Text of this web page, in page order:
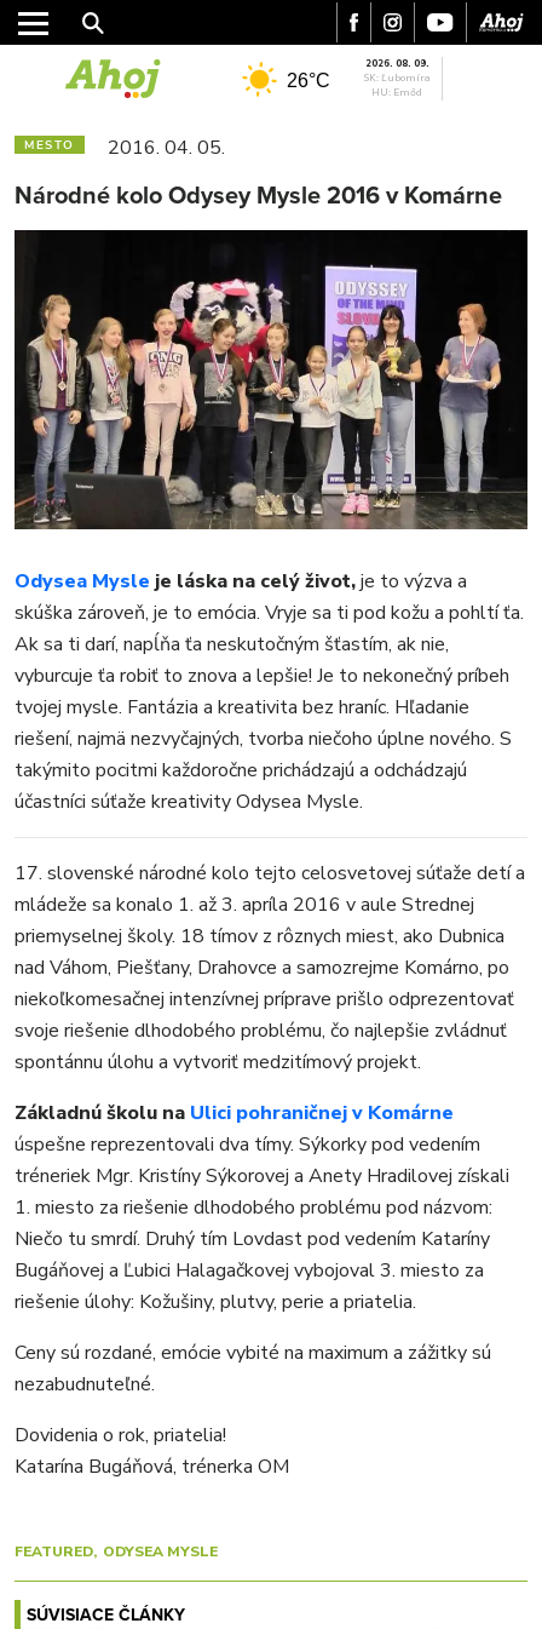
MESTO
REGIÓN
ŠPORT
FOTKY
VIDEO
MIX
26°C
2026. 08. 09.
SK: Ľubomíra
HU: Emőd
MESTO 2016. 04. 05.
Národné kolo Odysey Mysle 2016 v Komárne
Odysea Mysle je láska na celý život,je to výzva a
skúška zároveň, je to emócia. Vryje sa ti pod kožu a pohltí ťa.
Ak sa ti darí, napĺňa ťa neskutočným šťastím, ak nie,
vyburcuje ťa robiť to znova a lepšie! Je to nekonečný príbeh
tvojej mysle. Fantázia a kreativita bez hraníc. Hľadanie
riešení, najmä nezvyčajných, tvorba niečoho úplne nového. S
takýmito pocitmi každoročne prichádzajú a odchádzajú
účastníci súťaže kreativity Odysea Mysle.
17. slovenské národné kolo tejto celosvetovej súťaže detí a
mládeže sa konalo 1. až 3. apríla 2016 v aule Strednej
priemyselnej školy. 18 tímov z rôznych miest, ako Dubnica
nad Váhom, Piešťany, Drahovce a samozrejme Komárno, po
niekoľkomesačnej intenzívnej príprave prišlo odprezentovať
svoje riešenie dlhodobého problému, čo najlepšie zvládnuť
spontánnu úlohu a vytvoriť medzitímový projekt.
Základnú školu na Ulici pohraničnej v Komárne
úspešne reprezentovali dva tímy. Sýkorky pod vedením
tréneriek Mgr. Kristíny Sýkorovej a Anety Hradilovej získali
1. miesto za riešenie dlhodobého problému pod názvom:
Niečo tu smrdí. Druhý tím Lovdast pod vedením Kataríny
Bugáňovej a Ľubici Halagačkovej vybojoval 3. miesto za
riešenie úlohy: Kožušiny, plutvy, perie a priatelia.
Ceny sú rozdané, emócie vybité na maximum a zážitky sú
nezabudnuteľné.
Dovidenia o rok, priatelia!
Katarína Bugáňová, trénerka OM
FEATURED ODYSEA MYSLE
SÚVISIACE ČLÁNKY